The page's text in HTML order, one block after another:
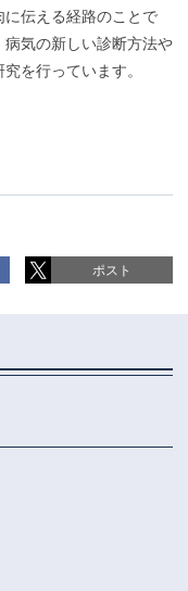
伝える経路のことで
気の新しい診断方法や
を行っています。
ポスト